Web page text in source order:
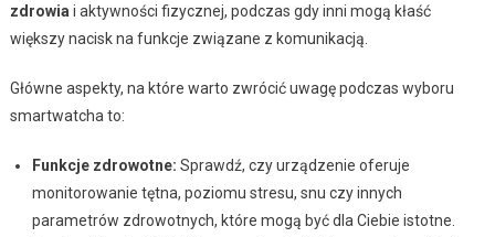
zdrowia i aktywności fizycznej, podczas gdy inni mogą kłaść
większy nacisk na funkcje związane z komunikacją.
Główne aspekty, na które warto zwrócić uwagę podczas wyboru
smartwatcha to:
Funkcje zdrowotne: Sprawdź, czy urządzenie oferuje
monitorowanie tętna, poziomu stresu, snu czy innych
parametrów zdrowotnych, które mogą być dla Ciebie istotne.